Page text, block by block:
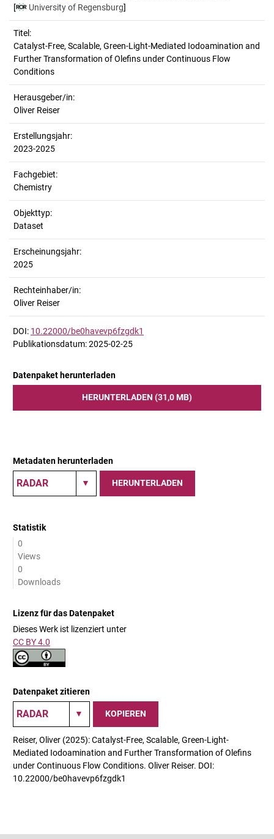
[
University of Regensburg]
Titel:
Catalyst-Free, Scalable, Green-Light-Mediated Iodoamination and
Further Transformation of Olefins under Continuous Flow
Conditions
Herausgeber/in:
Oliver Reiser
Erstellungsjahr:
2023-2025
Fachgebiet:
Chemistry
Objekttyp:
Dataset
Erscheinungsjahr:
2025
Rechteinhaber/in:
Oliver Reiser
DOI: 10.22000/be0havevp6fzgdk1
Publikationsdatum: 2025-02-25
Datenpaket herunterladen
HERUNTERLADEN (31,0 MB)
Metadaten herunterladen
HERUNTERLADEN
Statistik
0
Views
0
Downloads
Lizenz für das Datenpaket
Dieses Werk ist lizenziert unter
CC BY 4.0
Datenpaket zitieren
KOPIEREN
Reiser, Oliver (2025): Catalyst-Free, Scalable, Green-Light-
Mediated Iodoamination and Further Transformation of Olefins
under Continuous Flow Conditions. Oliver Reiser. DOI:
10.22000/be0havevp6fzgdk1